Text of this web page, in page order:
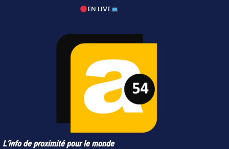
EN LIVE
L’info de proximité pour le monde